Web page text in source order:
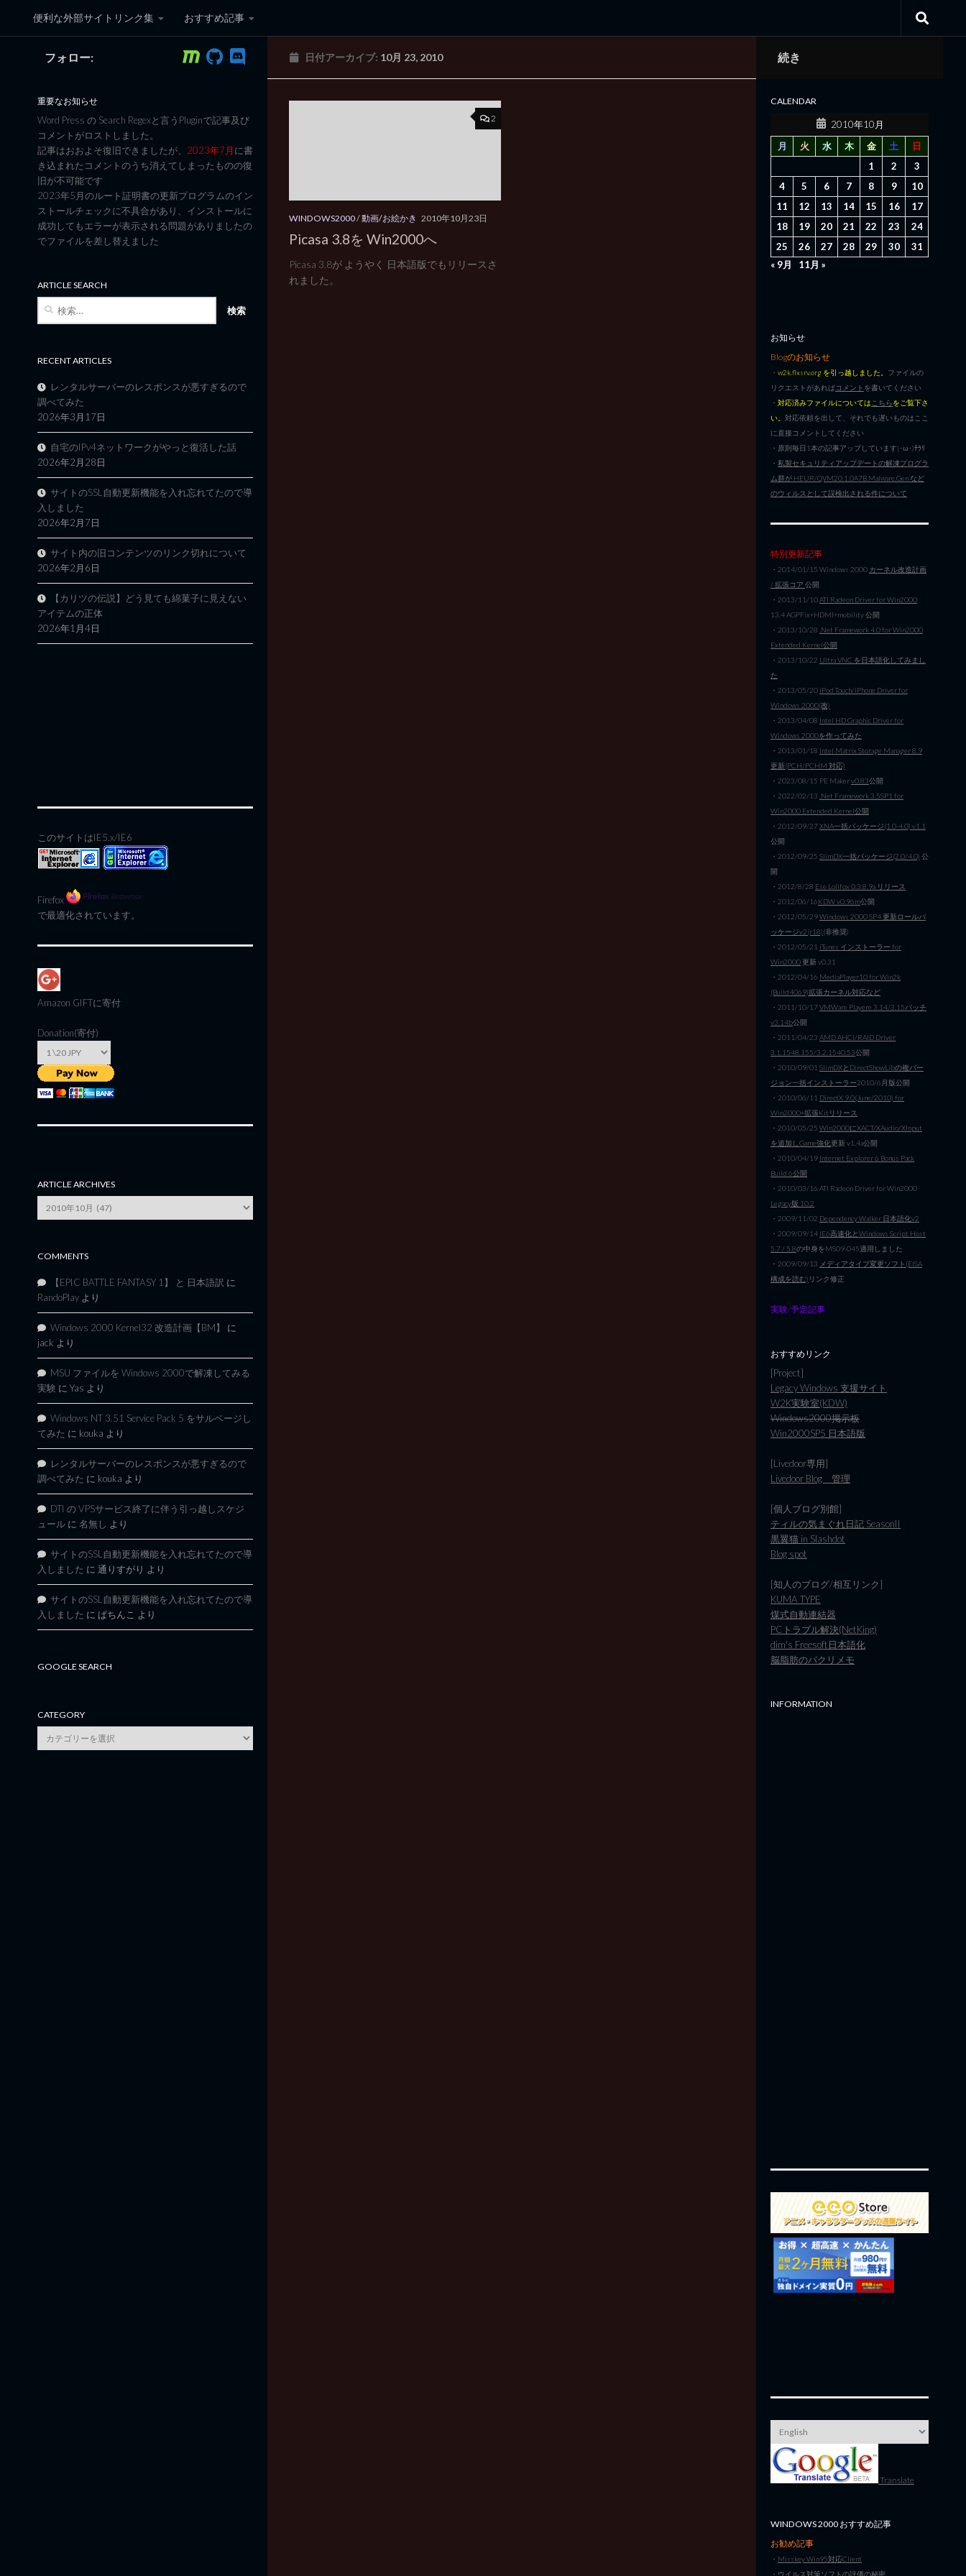
コンテンツへスキップ
便利な外部サイトリンク集 おすすめ記事
黒翼猫のコンピュータ日記 3rd Edition
日付アーカイブ: 10月 23, 2010
2
WINDOWS2000/動画/お絵かき 2010年10月23日
Picasa 3.8を Win2000へ
Picasa 3.8が ようやく 日本語版でもリリースさ
れました。
フォロー:
重要なお知らせ
Word Press の Search Regexと言うPluginで記事及び
コメントがロストしました。
記事はおおよそ復旧できましたが、 2023年7月に書
き込まれたコメントのうち消えてしまったものの復
旧が不可能です
2023年5月のルート証明書の更新プログラムのイン
ストールチェックに不具合があり、インストールに
成功してもエラーが表示される問題がありましたの
でファイルを差し替えました
ARTICLE SEARCH
RECENT ARTICLES
レンタルサーバーのレスポンスが悪すぎるので
調べてみた
2026年3月17日
自宅のIPv4ネットワークがやっと復活した話
2026年2月28日
サイトのSSL自動更新機能を入れ忘れてたので導
入しました
2026年2月7日
サイト内の旧コンテンツのリンク切れについて
2026年2月6日
【カリツの伝説】どう見ても綿菓子に見えない
アイテムの正体
2026年1月4日
このサイトはIE5.x/IE6
Firefox
で最適化されています。
Amazon GIFTに寄付
Donation(寄付)
ARTICLE ARCHIVES
Archives
COMMENTS
【EPIC BATTLE FANTASY 1】 と 日本語訳 に
RandoPlay より
Windows 2000 Kernel32 改造計画【BM】
に
jack より
MSU ファイルを Windows 2000で解凍してみる
実験 に Yas より
Windows NT 3.51 Service Pack 5 をサルベージし
てみた に kouka より
レンタルサーバーのレスポンスが悪すぎるので
調べてみた に kouka より
DTI の VPSサービス終了に伴う引っ越しスケジ
ュール に 名無し より
サイトのSSL自動更新機能を入れ忘れてたので導
入しました に 通りすがり より
サイトのSSL自動更新機能を入れ忘れてたので導
入しました に ぱちんこ より
GOOGLE SEARCH
CATEGORY
category
続き
CALENDAR
2010年10月
月
火 水 木 金 土
日
1
2
3
4
5 6 7 8 9
10
11
12 13 14 15 16
17
18
19 20 21 22 23
24
25
26 27 28 29 30
31
« 9月
11月 »
お知らせ
Blogのお知らせ
・ w2k.flxsrv.org を引っ越しました。 ファイルの
リクエストがあればコメント を書いてください
・ 対応済みファイルについては こちらをご覧下さ
い。 対応依頼を出して、それでも遅いものはここ
に直接コメントしてください
・原則毎日1本の記事アップしています|･ω･)ﾁﾗﾘ
・ 私製セキュリティアップデートの解凍プログラ
ム群が HEUR/QVM20.1.0A7B.Malware.Gen など
のウィルスとして誤検出される件について
特別更新記事
・2014/01/15 Windows 2000 カーネル改造計画
/ 拡張コア 公開
・2013/11/10ATI Radeon Driver for Win2000
13.4 AGPFix+HDMI+mobility 公開
・2013/10/28 .Net Framework 4.0 for Win2000
Extended Kernel公開
・2013/10/22 Ultra VNC を日本語化してみまし
た
・2013/05/20 iPod Touch/iPhone Driver for
Windows 2000(改)
・2013/04/08 Intel HD Graphic Driver for
Windows 2000を作ってみた
・2013/01/18 Intel Matrix Storage Manager 8.9
更新(PCH/PCHM 対応)
・2023/08/15 PE Makerv0.83公開
・2022/02/13 .Net Framework 3.5SP1 for
Win2000 Extended Kernel公開
・2012/09/27XNA一括パッケージ(1.0-4.0) v1.1
公開
・2012/09/25 SlimDX一括パッケージ(2.0/4.0) 公
開
・2012/8/28 Ese Lolifox 0.3.8.9a リリース
・2012/06/16KDW v0.96m公開
・2012/05/29Windows 2000 SP4 更新ロールパ
ッケージv2(r18)(非推奨)
・2012/05/21 iTunes インストーラー for
Win2000更新 v0.31
・2012/04/16 MediaPlayer10 for Win2k
(Build4069)拡張カーネル対応など
・2011/10/17VMWare Playere 3.14/3.15パッチ
v3.14b公開
・2011/04/23 AMD AHCI/RAID Driver
3.1.1548.155/3.2.1540.53公開
・2010/09/01 SlimDXとDirectShowLibの複バー
ジョン一括インストーラー2010/6月版公開
・2010/06/11 DirectX 9.0(June/2010) for
Win2000+拡張Kitリリース
・2010/05/25 Win2000にXACT/XAudio/XInput
を追加しGame強化更新 v1.4a公開
・2010/04/19 Internet Explorer 6 Bonus Pack
Build 6公開
・2010/03/16 ATI Radeon Driver for Win2000
Legacy版 10.2
・2009/11/02 Dependency Walker 日本語化v2
・2009/09/14 IE6高速化とWindows Script Host
5.7 / 5.8の中身をMS09-045適用しました
・2009/09/13 メディアタイプ変更ソフト(EISA
構成を読む) リンク修正
実験/予定記事
おすすめリンク
[Project]
Legacy Windows 支援サイト
W2K実験室(KDW)
Windows2000掲示板
Win2000SP5 日本語版
[Livedoor専用]
Livedoor Blog 管理
[個人ブログ別館]
ティルの気まぐれ日記 SeasonII
黒翼猫 in Slashdot
Blog spot
[知人のブログ/相互リンク]
KUMA TYPE
煤式自動連結器
PCトラブル解決(NetKing)
dim's Freesoft日本語化
脳脂肪のパクリメモ
INFORMATION
Translate
WINDOWS 2000 おすすめ記事
お勧め記事
・ Misskey Win95対応Client
・ ウイルス対策ソフトの評価の秘密